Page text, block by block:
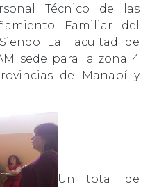
Técnico de las
Familiar del
La Facultad de
sede para la zona 4
de Manabí y
Un total de